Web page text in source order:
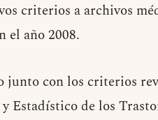
criterios a archivos
el año 2008.
junto con los criterios
Estadístico de los